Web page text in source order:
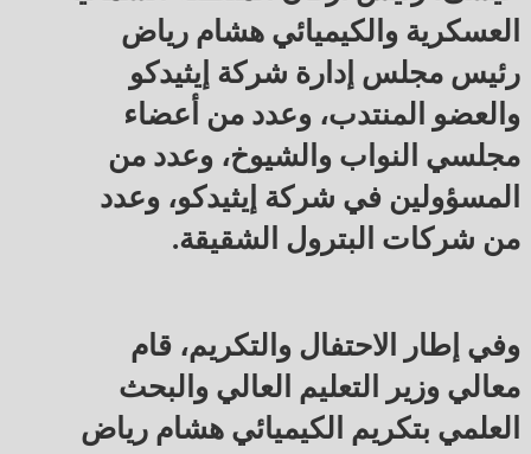
العسكرية والكيميائي هشام رياض
رئيس مجلس إدارة شركة إيثيدكو
والعضو المنتدب، وعدد من أعضاء
مجلسي النواب والشيوخ، وعدد من
المسؤولين في شركة إيثيدكو، وعدد
من شركات البترول الشقيقة.
وفي إطار الاحتفال والتكريم، قام
معالي وزير التعليم العالي والبحث
العلمي بتكريم الكيميائي هشام رياض